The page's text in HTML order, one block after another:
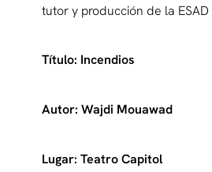
tutor y producción de la
Título: Incendios
Autor: Wajdi Mouawad
Lugar: Teatro Capitol